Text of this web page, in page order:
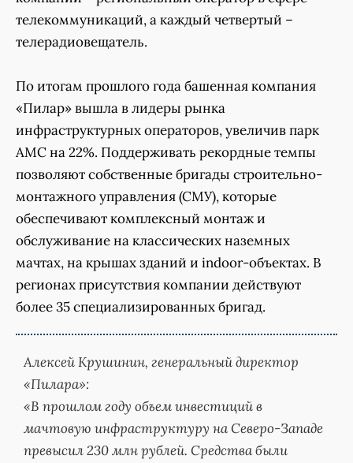
телекоммуникаций, а каждый четвертый –
телерадиовещатель.
По итогам прошлого года башенная компания
«Пилар» вышла в лидеры рынка
инфраструктурных операторов, увеличив парк
АМС на 22%. Поддерживать рекордные темпы
позволяют собственные бригады строительно-
монтажного управления (СМУ), которые
обеспечивают комплексный монтаж и
обслуживание на классических наземных
мачтах, на крышах зданий и indoor-объектах. В
регионах присутствия компании действуют
более 35 специализированных бригад.
Алексей Крушинин, генеральный директор
«Пилара»:
«В прошлом году объем инвестиций в
мачтовую инфраструктуру на Северо-Западе
превысил 230 млн рублей. Средства были